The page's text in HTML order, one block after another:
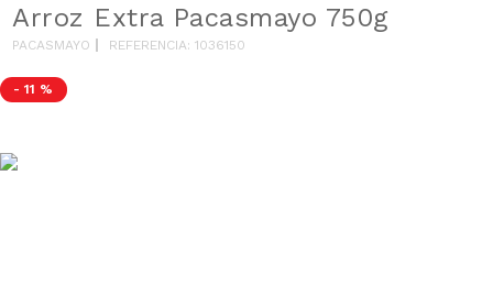
Arroz Extra Pacasmayo 750g
PACASMAYO REFERENCIA:1036150
- 11 %